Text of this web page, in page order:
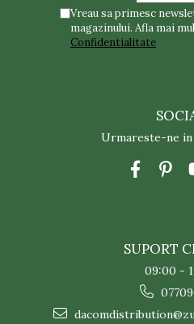
Vreau sa primesc
magazinului. Afla mai
Confidentialitate
Urmareste-ne in
SUPORT
09:00 -